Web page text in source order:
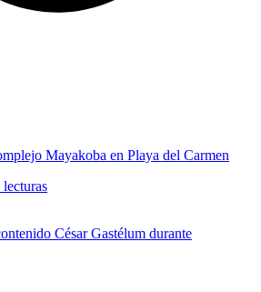
Mayakoba en Playa del Carmen
lecturas
César Gastélum durante